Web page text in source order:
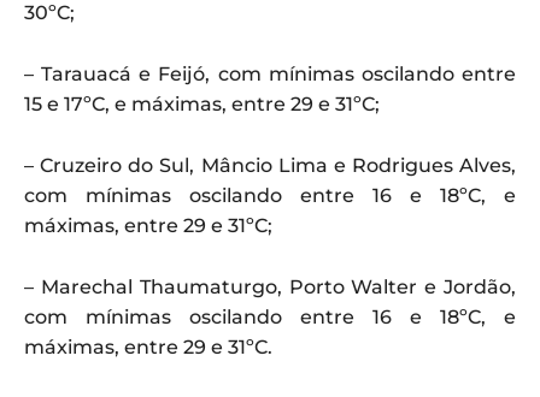
30ºC;
– Tarauacá e Feijó, com mínimas oscilando entre
15 e 17ºC, e máximas, entre 29 e 31ºC;
– Cruzeiro do Sul, Mâncio Lima e Rodrigues Alves,
com mínimas oscilando entre 16 e 18ºC, e
máximas, entre 29 e 31ºC;
– Marechal Thaumaturgo, Porto Walter e Jordão,
com mínimas oscilando entre 16 e 18ºC, e
máximas, entre 29 e 31ºC.